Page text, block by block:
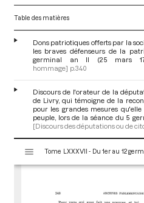
Table des matières
Dons patriotiques offerts par la
les braves défenseurs de la
germinal an II (25 mars
hommage] p.340
Discours de l'orateur de la
de Livry, qui témoigne de la
pour les grandes mesures
peuple, lors de la séance du 5
[Discours des députations ou de
s